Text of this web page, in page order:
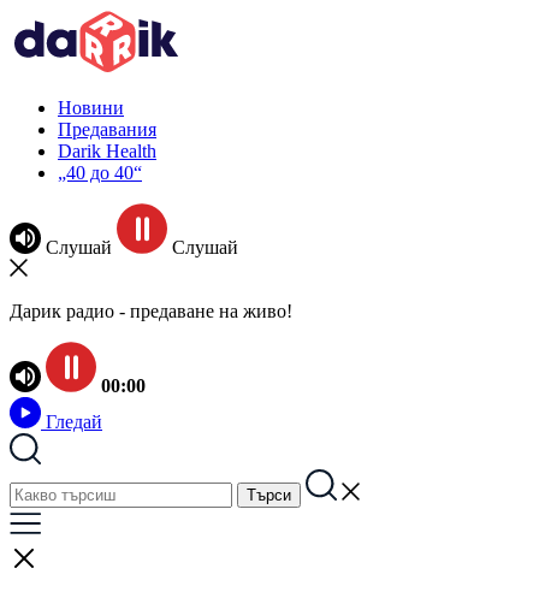
Новини
Предавания
Darik Health
„40 до 40“
Слушай Слушай
Дарик радио - предаване на живо!
00:00
Гледай